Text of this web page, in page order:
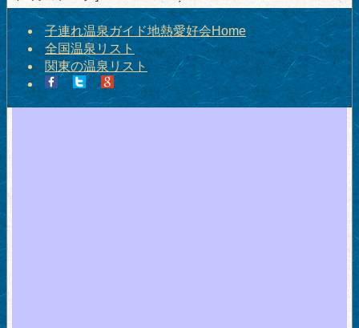
子連れ温泉ガイド地熱愛好会Home
全国温泉リスト
関東の温泉リスト